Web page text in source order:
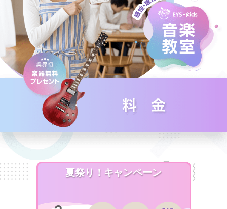
夏祭り！キャンペーン